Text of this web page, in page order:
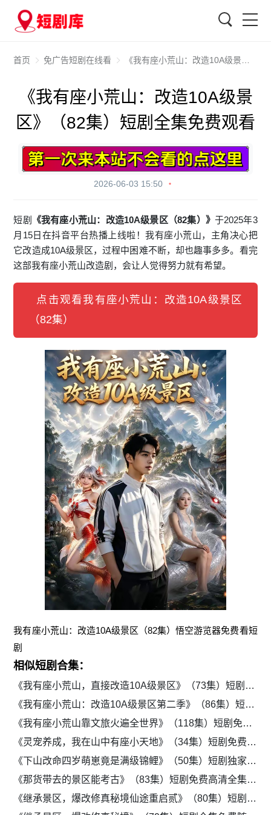
首页 免广告短剧在线看 《我有座小荒山：改造10A级景区》（82集）短剧全集免费观看
《我有座小荒山：改造10A级景
区》（82集）短剧全集免费观看
2026-06-03 15:50
短剧 《我有座小荒山：改造10A级景区（82集）》 于2025年3
月15日在抖音平台热播上线啦！我有座小荒山，主角决心把
它改造成10A级景区，过程中困难不断，却也趣事多多。看完
这部我有座小荒山改造剧，会让人觉得努力就有希望。
点击观看我有座小荒山：改造10A级景区
（82集）
我有座小荒山：改造10A级景区（82集）悟空游览器免费看短
剧
相似短剧合集：
《我有座小荒山，直接改造10A级景区》（73集）短剧免费观看全集资源
《我有座小荒山：改造10A级景区第二季》（86集）短剧在线免费全集追
《我有座小荒山靠文旅火遍全世界》（118集）短剧免费在线观看全集
《灵宠养成，我在山中有座小天地》（34集）短剧免费在线观看全集
《下山改命四岁萌崽竟是满级锦鲤》（50集）短剧独家免费观看全集
《那货带去的景区能考古》（83集）短剧免费高清全集观看
《继承景区，爆改修真秘境仙途重启贰》（80集）短剧全集免费无广告看